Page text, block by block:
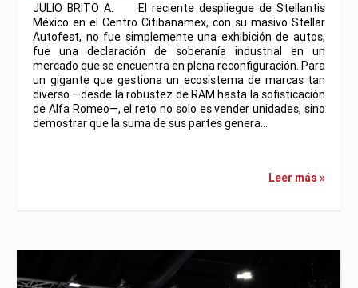
JULIO BRITO A. El reciente despliegue de Stellantis
México en el Centro Citibanamex, con su masivo Stellar
Autofest, no fue simplemente una exhibición de autos;
fue una declaración de soberanía industrial en un
mercado que se encuentra en plena reconfiguración. Para
un gigante que gestiona un ecosistema de marcas tan
diverso —desde la robustez de RAM hasta la sofisticación
de Alfa Romeo—, el reto no solo es vender unidades, sino
demostrar que la suma de sus partes genera…
Leer más »